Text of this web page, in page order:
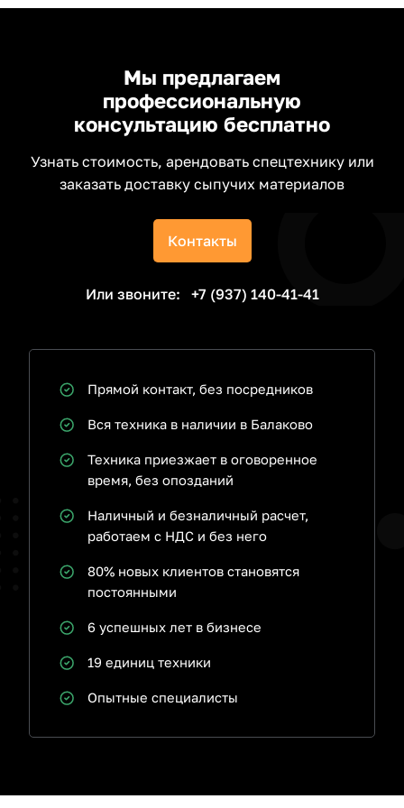
Мы предлагаем
профессиональную
консультацию бесплатно
Узнать стоимость, арендовать спецтехнику или
заказать доставку сыпучих материалов
Контакты
Или звоните: +7 (937) 140-41-41
Прямой контакт, без посредников
Вся техника в наличии в Балаково
Техника приезжает в оговоренное
время, без опозданий
Наличный и безналичный расчет,
работаем с НДС и без него
80% новых клиентов становятся
постоянными
6 успешных лет в бизнесе
19 единиц техники
Опытные специалисты